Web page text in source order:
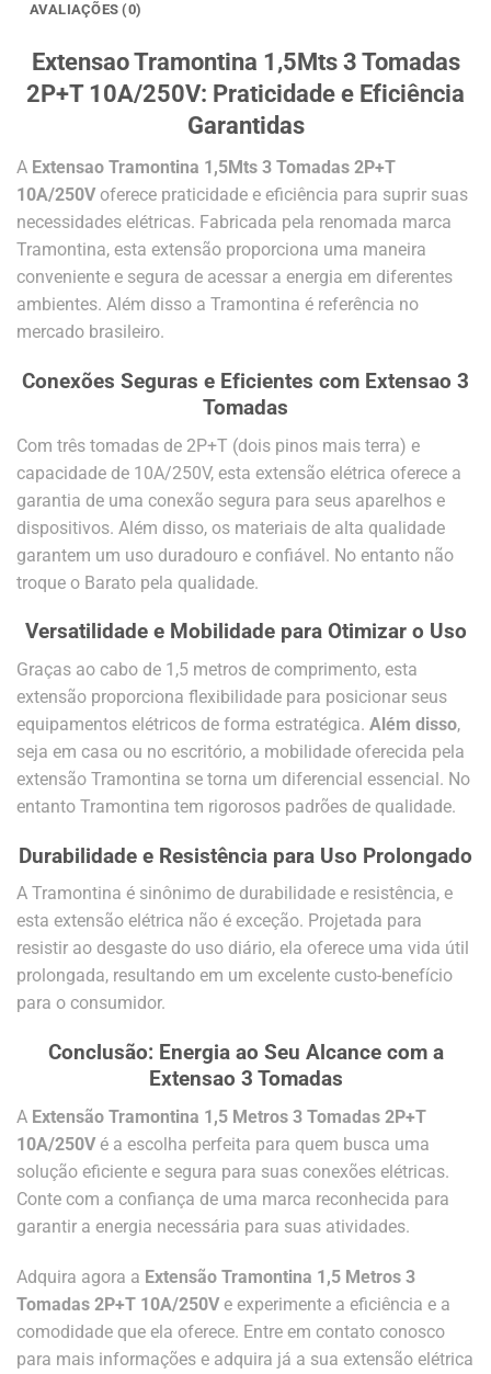
AVALIAÇÕES (0)
Extensao Tramontina 1,5Mts 3 Tomadas
2P+T 10A/250V: Praticidade e Eficiência
Garantidas
A Extensao Tramontina 1,5Mts 3 Tomadas 2P+T
10A/250Voferece praticidade e eficiência para suprir suas
necessidades elétricas. Fabricada pela renomada marca
Tramontina, esta extensão proporciona uma maneira
conveniente e segura de acessar a energia em diferentes
ambientes. Além disso a Tramontina é referência no
mercado brasileiro.
Conexões Seguras e Eficientes com Extensao 3
Tomadas
Com três tomadas de 2P+T (dois pinos mais terra) e
capacidade de 10A/250V, esta extensão elétrica oferece a
garantia de uma conexão segura para seus aparelhos e
dispositivos. Além disso, os materiais de alta qualidade
garantem um uso duradouro e confiável. No entanto não
troque o Barato pela qualidade.
Versatilidade e Mobilidade para Otimizar o Uso
Graças ao cabo de 1,5 metros de comprimento, esta
extensão proporciona flexibilidade para posicionar seus
equipamentos elétricos de forma estratégica. Além disso,
seja em casa ou no escritório, a mobilidade oferecida pela
extensão Tramontina se torna um diferencial essencial. No
entanto Tramontina tem rigorosos padrões de qualidade.
Durabilidade e Resistência para Uso Prolongado
A Tramontina é sinônimo de durabilidade e resistência, e
esta extensão elétrica não é exceção. Projetada para
resistir ao desgaste do uso diário, ela oferece uma vida útil
prolongada, resultando em um excelente custo-benefício
para o consumidor.
Conclusão: Energia ao Seu Alcance com a
Extensao 3 Tomadas
A Extensão Tramontina 1,5 Metros 3 Tomadas 2P+T
10A/250Vé a escolha perfeita para quem busca uma
solução eficiente e segura para suas conexões elétricas.
Conte com a confiança de uma marca reconhecida para
garantir a energia necessária para suas atividades.
Adquira agora a Extensão Tramontina 1,5 Metros 3
Tomadas 2P+T 10A/250Ve experimente a eficiência e a
comodidade que ela oferece. Entre em contato conosco
para mais informações e adquira já a sua extensão elétrica